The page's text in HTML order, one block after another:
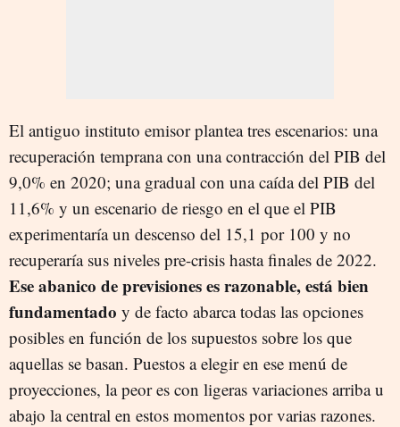
El antiguo instituto emisor plantea tres escenarios: una
recuperación temprana con una contracción del PIB del
9,0% en 2020; una gradual con una caída del PIB del
11,6% y un escenario de riesgo en el que el PIB
experimentaría un descenso del 15,1 por 100 y no
recuperaría sus niveles pre-crisis hasta finales de 2022.
Ese abanico de previsiones es razonable, está bien
fundamentado y de facto abarca todas las opciones
posibles en función de los supuestos sobre los que
aquellas se basan. Puestos a elegir en ese menú de
proyecciones, la peor es con ligeras variaciones arriba u
abajo la central en estos momentos por varias razones.